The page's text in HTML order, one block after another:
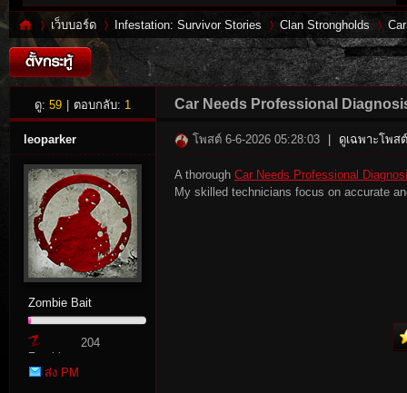
es
»
เว็บบอร์ด
›
Infestation: Survivor Stories
›
Clan Strongholds
›
ดู: 59 ตอบกลับ: 1 Car Needs Professional
leoparker
Zombie Bait
Zombie
Point
204
ส่ง PM
โพสต์ 6-6-2026 05:28:03 ดูเฉพาะโพส
A thorough Car Needs Professional
My skilled technicians focus on accurate